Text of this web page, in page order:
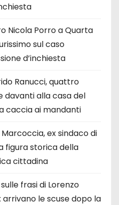
Nicola Porro a Quarta
sul caso
d’inchiesta
Ranucci, quattro
davanti alla casa del
caccia ai mandanti
ex sindaco di
figura storica della
cittadina
frasi di Lorenzo
arrivano le scuse dopo la